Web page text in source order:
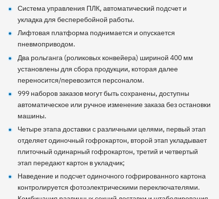
Система управления ПЛК, автоматический подсчет и
укладка для бесперебойной работы.
Лифтовая платформа поднимается и опускается
пневмоприводом.
Два рольганга (роликовых конвейера) шириной 400 мм
установлены для сбора продукции, которая далее
переносится/перевозится персоналом.
999 наборов заказов могут быть сохранены, доступны
автоматическое или ручное изменение заказа без остановки
машины.
Четыре этапа доставки с различными целями, первый этап
отделяет одиночный гофрокартон, второй этап укладывает
плиточный одинарный гофрокартон, третий и четвертый
этап передают картон в укладчик;
Наведение и подсчет одиночного гофрированного картона
контролируется фотоэлектрическими переключателями.